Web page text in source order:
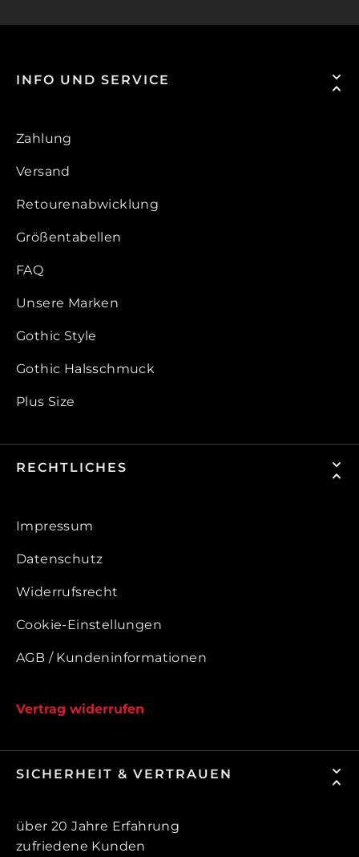
INFO UND SERVICE
Zahlung
Versand
Retourenabwicklung
Größentabellen
FAQ
Unsere Marken
Gothic Style
Gothic Halsschmuck
Plus Size
RECHTLICHES
Impressum
Datenschutz
Widerrufsrecht
Cookie-Einstellungen
AGB / Kundeninformationen
Vertrag widerrufen
SICHERHEIT & VERTRAUEN
über 20 Jahre Erfahrung
zufriedene Kunden